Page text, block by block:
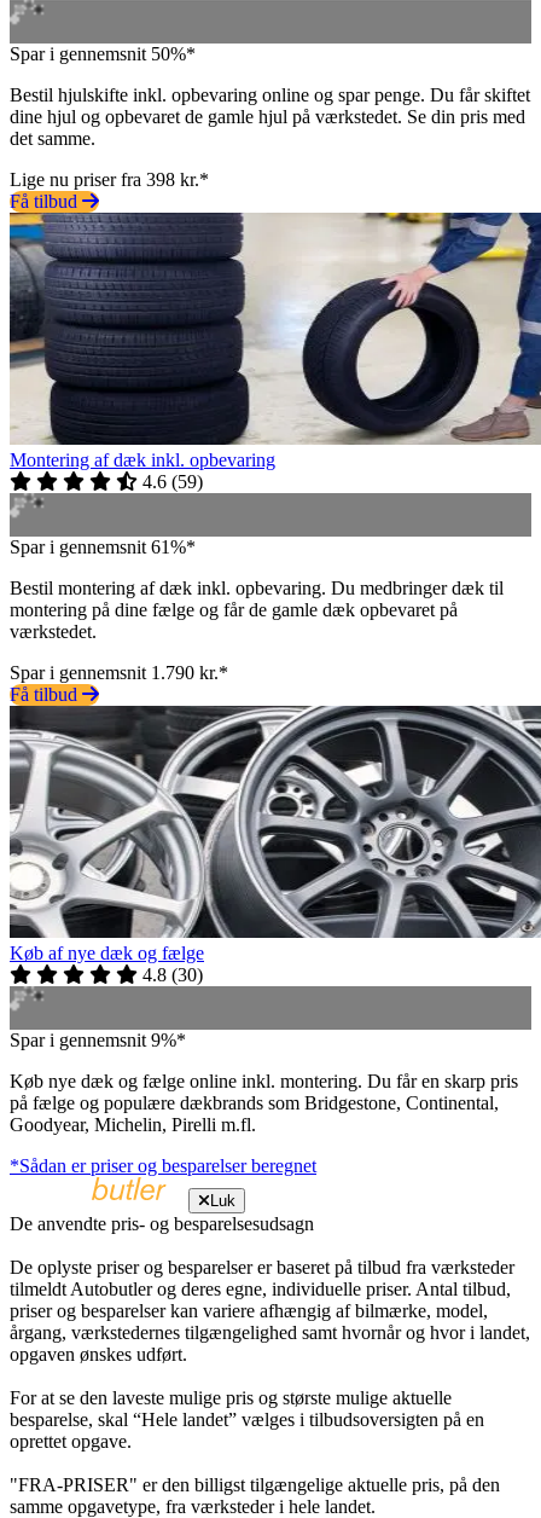
Spar i gennemsnit 50%*
Bestil hjulskifte inkl. opbevaring online og spar penge. Du får skiftet
dine hjul og opbevaret de gamle hjul på værkstedet. Se din pris med
det samme.
Lige nu priser fra 398 kr.*
Få tilbud
Montering af dæk inkl. opbevaring
4.6 (59)
Spar i gennemsnit 61%*
Bestil montering af dæk inkl. opbevaring. Du medbringer dæk til
montering på dine fælge og får de gamle dæk opbevaret på
værkstedet.
Spar i gennemsnit 1.790 kr.*
Få tilbud
Køb af nye dæk og fælge
4.8 (30)
Spar i gennemsnit 9%*
Køb nye dæk og fælge online inkl. montering. Du får en skarp pris
på fælge og populære dækbrands som Bridgestone, Continental,
Goodyear, Michelin, Pirelli m.fl.
*Sådan er priser og besparelser beregnet
Luk
De anvendte pris- og besparelsesudsagn
De oplyste priser og besparelser er baseret på tilbud fra værksteder
tilmeldt Autobutler og deres egne, individuelle priser. Antal tilbud,
priser og besparelser kan variere afhængig af bilmærke, model,
årgang, værkstedernes tilgængelighed samt hvornår og hvor i landet,
opgaven ønskes udført.
For at se den laveste mulige pris og største mulige aktuelle
besparelse, skal “Hele landet” vælges i tilbudsoversigten på en
oprettet opgave.
"FRA-PRISER" er den billigst tilgængelige aktuelle pris, på den
samme opgavetype, fra værksteder i hele landet.